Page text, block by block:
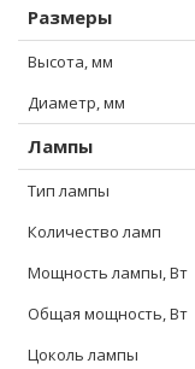
Размеры
Высота, мм
Диаметр, мм
Лампы
Тип лампы
Количество ламп
Мощность лампы, Вт
Общая мощность, Вт
Цоколь лампы